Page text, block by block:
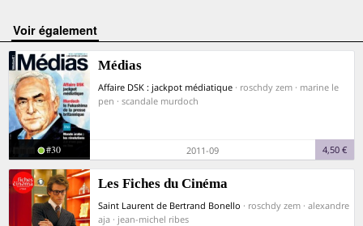
voir également
Médias
Affaire DSK : jackpot médiatique · roschdy zem · marine le
pen · scandale murdoch
#30 2011-09 4,50 €
Les Fiches du Cinéma
Saint Laurent de Bertrand Bonello · roschdy zem · alexandre
aja · jean-michel ribes